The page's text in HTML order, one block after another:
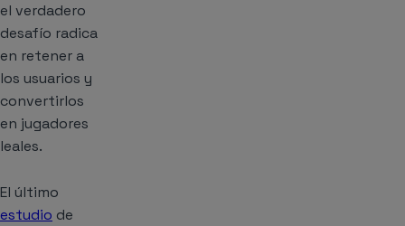
el verdadero
desafío radica
en retener a
los usuarios y
convertirlos
en jugadores
leales.
El último
estudio de